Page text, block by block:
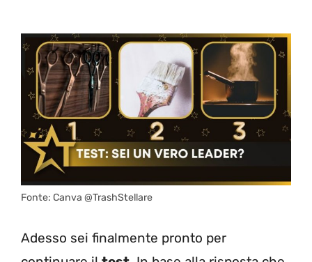
Fonte: Canva @TrashStellare
Adesso sei finalmente pronto per